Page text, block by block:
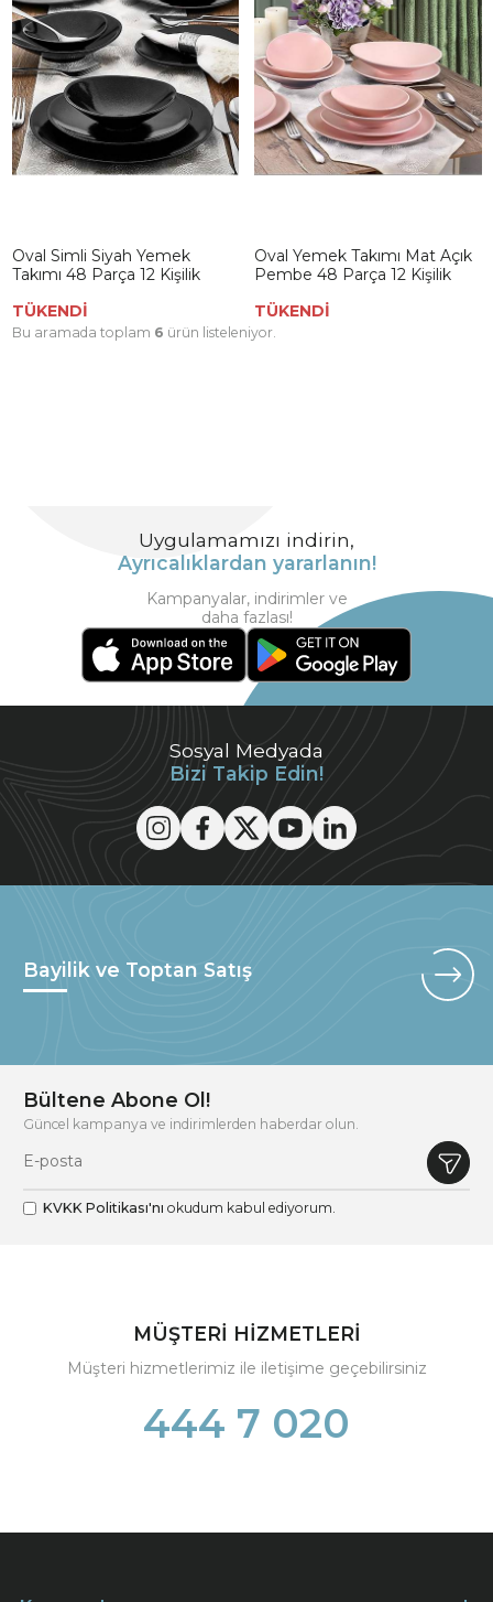
Oval Simli Siyah Yemek
Takımı 48 Parça 12 Kişilik
TÜKENDİ
Oval Yemek Takımı Mat Açık
Pembe 48 Parça 12 Kişilik
TÜKENDİ
Bu aramada toplam 6 ürün listeleniyor.
Sosyal Medyada
Bizi Takip Edin!
Uygulamamızı indirin,
Ayrıcalıklardan yararlanın!
Kampanyalar, indirimler ve
daha fazlası!
Bayilik ve Toptan Satış
Bültene Abone Ol!
Güncel kampanya ve indirimlerden haberdar olun.
KVKK Politikası'nı okudum kabul ediyorum.
MÜŞTERİ HİZMETLERİ
Müşteri hizmetlerimiz ile iletişime geçebilirsiniz
444 7 020